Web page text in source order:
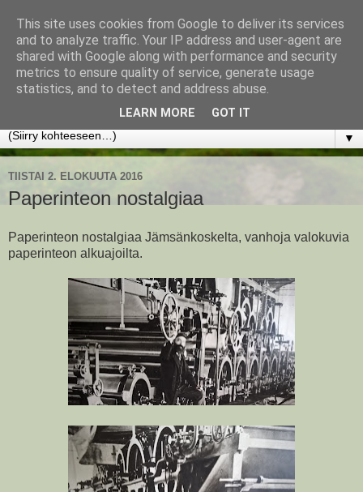
www.jyrkikokko.fi
Uusi Suunta - Jokainen hetki tarjoaa tilaisuuden muuttaa
▼
TIISTAI 2. ELOKUUTA 2016
Paperinteon nostalgiaa
Paperinteon nostalgiaa Jämsänkoskelta, vanhoja valokuvia
paperinteon alkuajoilta.
This site uses cookies from Google to deliver its services
and to analyze traffic. Your IP address and user-agent are
shared with Google along with performance and security
metrics to ensure quality of service, generate usage
statistics, and to detect and address abuse.
LEARN MORE GOT IT